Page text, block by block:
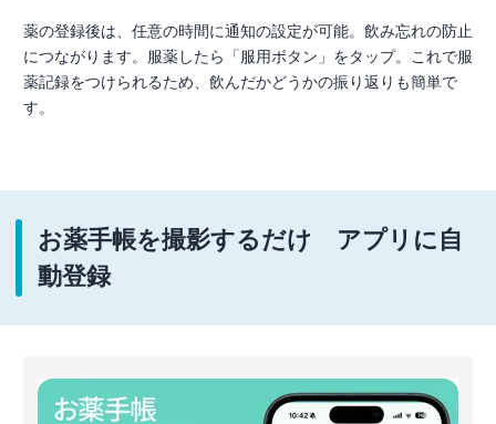
薬の登録後は、任意の時間に通知の設定が可能。飲み忘れの防止
につながります。服薬したら「服用ボタン」をタップ。これで服
薬記録をつけられるため、飲んだかどうかの振り返りも簡単で
す。
お薬手帳を撮影するだけ アプリに自
動登録